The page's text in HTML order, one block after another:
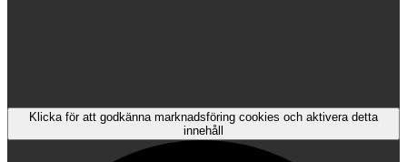
Klicka för att godkänna marknadsföring cookies och aktivera detta
innehåll